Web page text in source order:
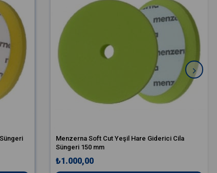
Menzerna Soft Cut Yeşil Hare Giderici Cila
Süngeri 150 mm
₺1.000,00